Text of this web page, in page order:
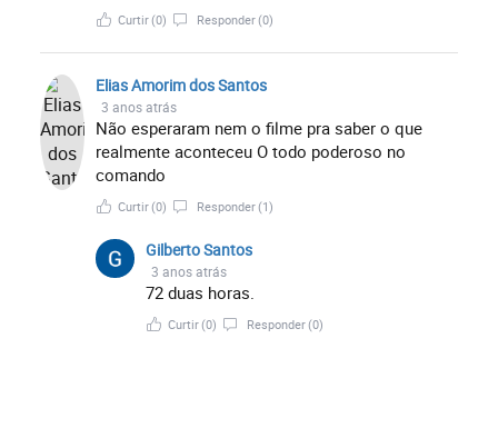
Curtir(0) Responder(0)
Elias Amorim dos Santos
3 anos atrás
Não esperaram nem o filme pra saber o que
realmente aconteceu O todo poderoso no
comando
Curtir(0) Responder(1)
Gilberto Santos
3 anos atrás
72 duas horas.
Curtir(0) Responder(0)